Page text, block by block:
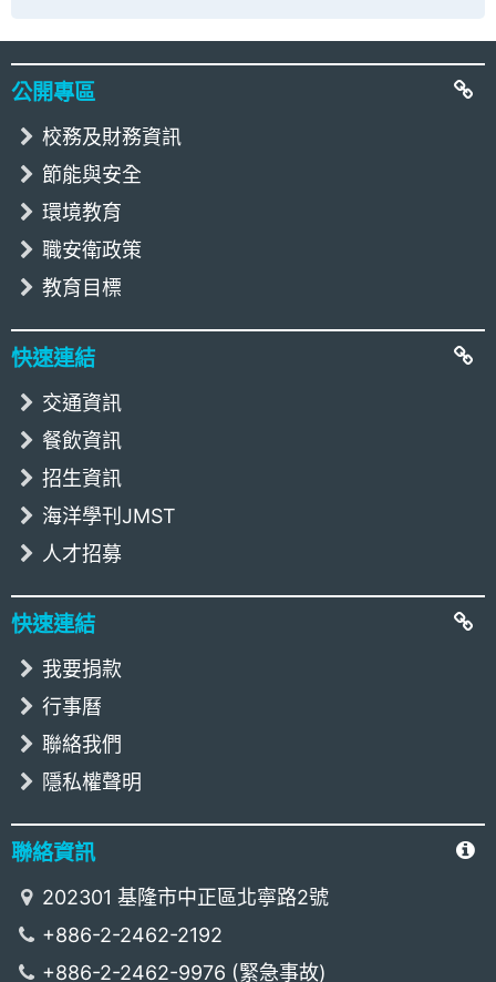
:::
公開專區
校務及財務資訊
節能與安全
環境教育
職安衛政策
教育目標
快速連結
交通資訊
餐飲資訊
招生資訊
海洋學刊JMST
人才招募
快速連結
我要捐款
行事曆
聯絡我們
隱私權聲明
聯絡資訊
202301 基隆市中正區北寧路2號
+886-2-2462-2192
+886-2-2462-9976 (緊急事故)